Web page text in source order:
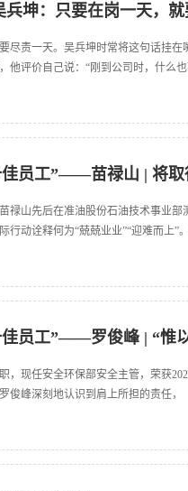
兵坤：只要在岗一天，
尽责一天。吴兵坤时常将这句话挂
他评价自己说：“刚到公司时，什么
佳员工”——苗禄山 | 将
禄山先后在准油股份石油技术事业
行动诠释何为“兢兢业业”“迎难而上”
佳员工”——罗俊峰 | “惟
，现任安全环保部安全主管，荣获
俊峰深刻地认识到肩上所担的责任，